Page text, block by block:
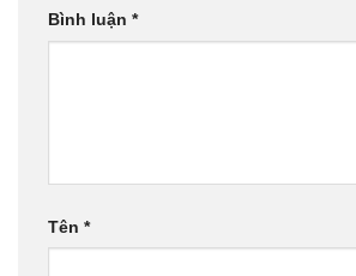
Bình luận *
Tên *